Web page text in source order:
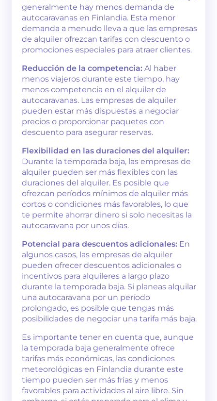
generalmente hay menos demanda de
autocaravanas en Finlandia. Esta menor
demanda a menudo lleva a que las empresas
de alquiler ofrezcan tarifas con descuento o
promociones especiales para atraer clientes.
Reducción de la competencia: Al haber
menos viajeros durante este tiempo, hay
menos competencia en el alquiler de
autocaravanas. Las empresas de alquiler
pueden estar más dispuestas a negociar
precios o proporcionar paquetes con
descuento para asegurar reservas.
Flexibilidad en las duraciones del alquiler:
Durante la temporada baja, las empresas de
alquiler pueden ser más flexibles con las
duraciones del alquiler. Es posible que
ofrezcan períodos mínimos de alquiler más
cortos o condiciones más favorables, lo que
te permite ahorrar dinero si solo necesitas la
autocaravana por unos días.
Potencial para descuentos adicionales: En
algunos casos, las empresas de alquiler
pueden ofrecer descuentos adicionales o
incentivos para alquileres a largo plazo
durante la temporada baja. Si planeas alquilar
una autocaravana por un período
prolongado, es posible que tengas más
posibilidades de negociar una tarifa más baja.
Es importante tener en cuenta que, aunque
la temporada baja generalmente ofrece
tarifas más económicas, las condiciones
meteorológicas en Finlandia durante este
tiempo pueden ser más frías y menos
favorables para actividades al aire libre. Sin